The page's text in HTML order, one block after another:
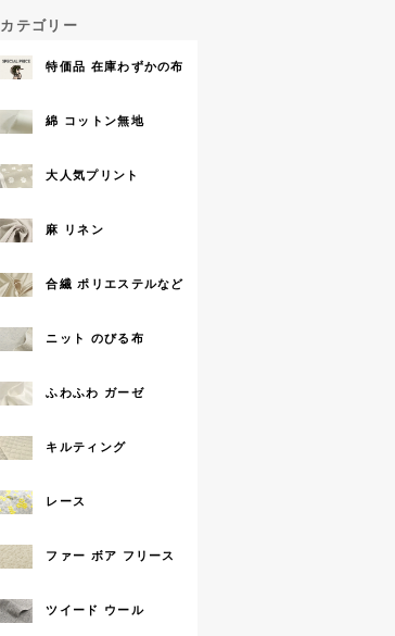
カテゴリー
特価品 在庫わずかの布
綿 コットン無地
大人気プリント
麻 リネン
合繊 ポリエステルなど
ニット のびる布
ふわふわ ガーゼ
キルティング
レース
ファー ボア フリース
ツイード ウール